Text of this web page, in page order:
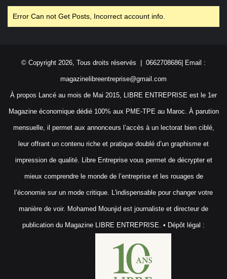
Error Can not Get Posts, Incorrect account info.
© Copyright 2026, Tous droits réservés | 0662708686| Email :
magazinelibreentreprise@gmail.com
À propos Lancé au mois de Mai 2015, LIBRE ENTREPRISE est le 1er
Magazine économique dédié 100% aux PME-TPE au Maroc. À parution
mensuelle, il permet aux annonceurs l’accès à un lectorat bien ciblé,
leur offrant un contenu riche et pratique doublé d’un graphisme et
impression de qualité. Libre Entreprise vous permet de décrypter et
mieux comprendre le monde de l’entreprise et les rouages de
l’économie sur un mode critique. L'indispensable pour changer votre
manière de voir. Mohamed Mounjid est journaliste et directeur de
publication du Magazine LIBRE ENTREPRISE. • Dépôt légal :